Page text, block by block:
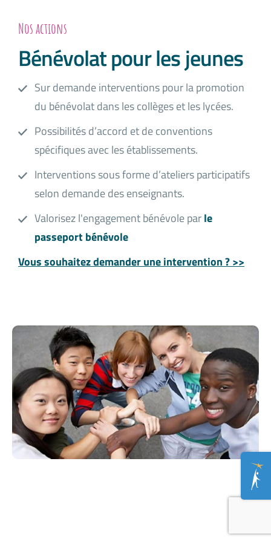
Nos actions
Bénévolat pour les jeunes
Sur demande interventions pour la promotion
du bénévolat dans les collèges et les lycées.
Possibilités d’accord et de conventions
spécifiques avec les établissements.
Interventions sous forme d’ateliers participatifs
selon demande des enseignants.
Valorisez l'engagement bénévole parle
passeport bénévole
Vous souhaitez demander une intervention ? >>